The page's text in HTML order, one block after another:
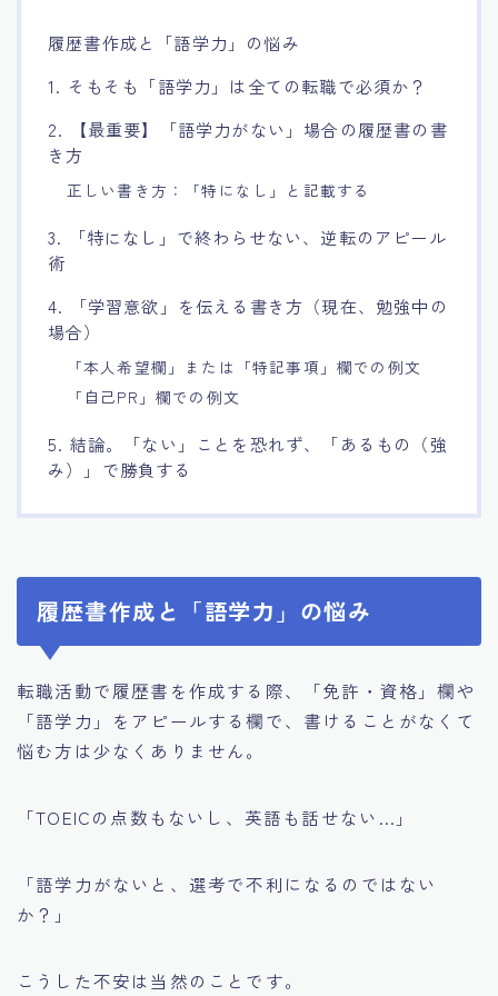
履歴書作成と「語学力」の悩み
1. そもそも「語学力」は全ての転職で必須か？
2. 【最重要】「語学力がない」場合の履歴書の書
き方
正しい書き方：「特になし」と記載する
3. 「特になし」で終わらせない、逆転のアピール
術
4. 「学習意欲」を伝える書き方（現在、勉強中の
場合）
「本人希望欄」または「特記事項」欄での例文
「自己PR」欄での例文
5. 結論。「ない」ことを恐れず、「あるもの（強
み）」で勝負する
履歴書作成と「語学力」の悩み
転職活動で履歴書を作成する際、「免許・資格」欄や
「語学力」をアピールする欄で、書けることがなくて
悩む方は少なくありません。
「TOEICの点数もないし、英語も話せない…」
「語学力がないと、選考で不利になるのではない
か？」
こうした不安は当然のことです。